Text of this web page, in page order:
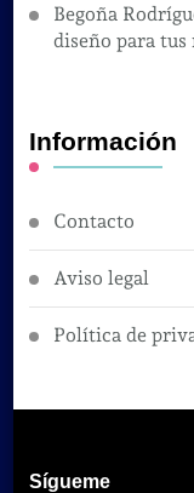
Begoña
diseño para tus
Información
Contacto
Aviso legal
Política de
Sígueme